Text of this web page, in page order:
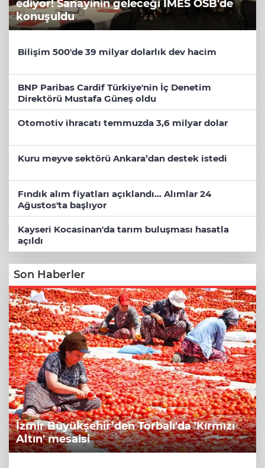
ediyor! Sanayinin geleceği İMES OSB'de
konuşuldu
Bilişim 500'de 39 milyar dolarlık dev hacim
BNP Paribas Cardif Türkiye'nin İç Denetim
Direktörü Mustafa Güneş oldu
Otomotiv ihracatı temmuzda 3,6 milyar dolar
Kuru meyve sektörü Ankara’dan destek istedi
Fındık alım fiyatları açıklandı... Alımlar 24
Ağustos'ta başlıyor
Kayseri Kocasinan'da tarım buluşması hasatla
açıldı
Son Haberler
İzmir Büyükşehir’den Torbalı'da 'Kırmızı
Altın' mesaisi